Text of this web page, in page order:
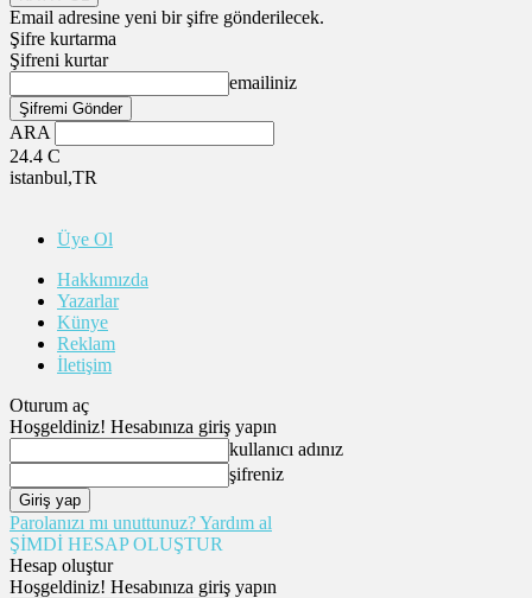
Email adresine yeni bir şifre gönderilecek.
Şifre kurtarma
Şifreni kurtar
emailiniz
ARA
24.4 C
istanbul,TR
Üye Ol
Hakkımızda
Yazarlar
Künye
Reklam
İletişim
Oturum aç
Hoşgeldiniz! Hesabınıza giriş yapın
kullanıcı adınız
şifreniz
Parolanızı mı unuttunuz? Yardım al
ŞİMDİ HESAP OLUŞTUR
Hesap oluştur
Hoşgeldiniz! Hesabınıza giriş yapın